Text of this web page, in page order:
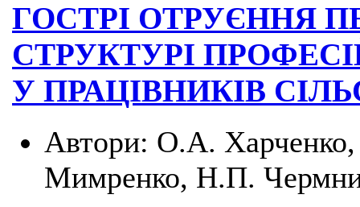
ГОСТРІ ОТРУЄННЯ
СТРУКТУРІ
У ПРАЦІВНИКІВ
Автори: О.А.
Мимренко, Н.П.